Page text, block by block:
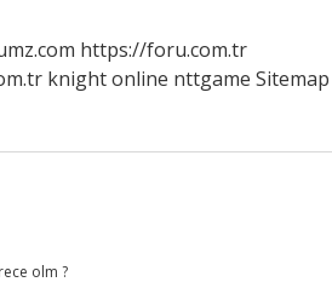
https://foru.com.tr
knight online nttgame Sitemap
olm ?